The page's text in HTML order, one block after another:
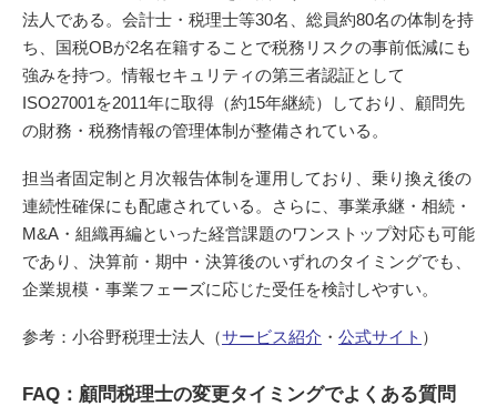
法人である。会計士・税理士等30名、総員約80名の体制を持
ち、国税OBが2名在籍することで税務リスクの事前低減にも
強みを持つ。情報セキュリティの第三者認証として
ISO27001を2011年に取得（約15年継続）しており、顧問先
の財務・税務情報の管理体制が整備されている。
担当者固定制と月次報告体制を運用しており、乗り換え後の
連続性確保にも配慮されている。さらに、事業承継・相続・
M&A・組織再編といった経営課題のワンストップ対応も可能
であり、決算前・期中・決算後のいずれのタイミングでも、
企業規模・事業フェーズに応じた受任を検討しやすい。
参考：小谷野税理士法人（サービス紹介 ・ 公式サイト ）
FAQ：顧問税理士の変更タイミングでよくある質問